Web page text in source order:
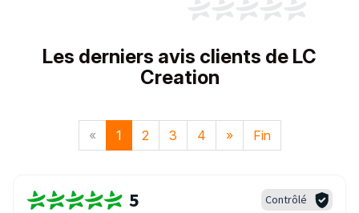
Les derniers avis clients de LC
Creation
« 1 2 3 4 » Fin
5 Contrôlé